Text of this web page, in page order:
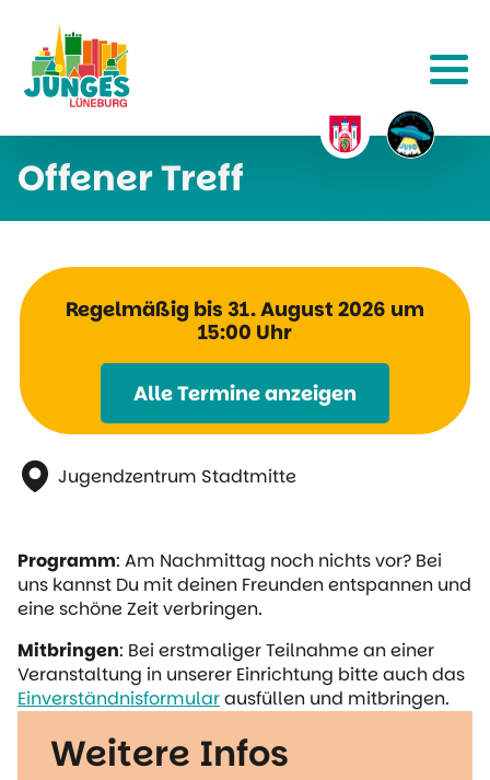
Offener Treff
Regelmäßig bis 31. August 2026 um
15:00 Uhr
Alle Termine anzeigen
Jugendzentrum Stadtmitte
Programm: Am Nachmittag noch nichts vor? Bei
uns kannst Du mit deinen Freunden entspannen und
eine schöne Zeit verbringen.
Mitbringen: Bei erstmaliger Teilnahme an einer
Veranstaltung in unserer Einrichtung bitte auch das
Einverständnisformularausfüllen und mitbringen.
Weitere Infos